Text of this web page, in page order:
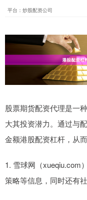
平台：炒股配资公司
股票期货配资代理是一
大其投资潜力。通过与
金额港股配资杠杆，从
1. 雪球网（xueqiu.com
策略等信息，同时还有